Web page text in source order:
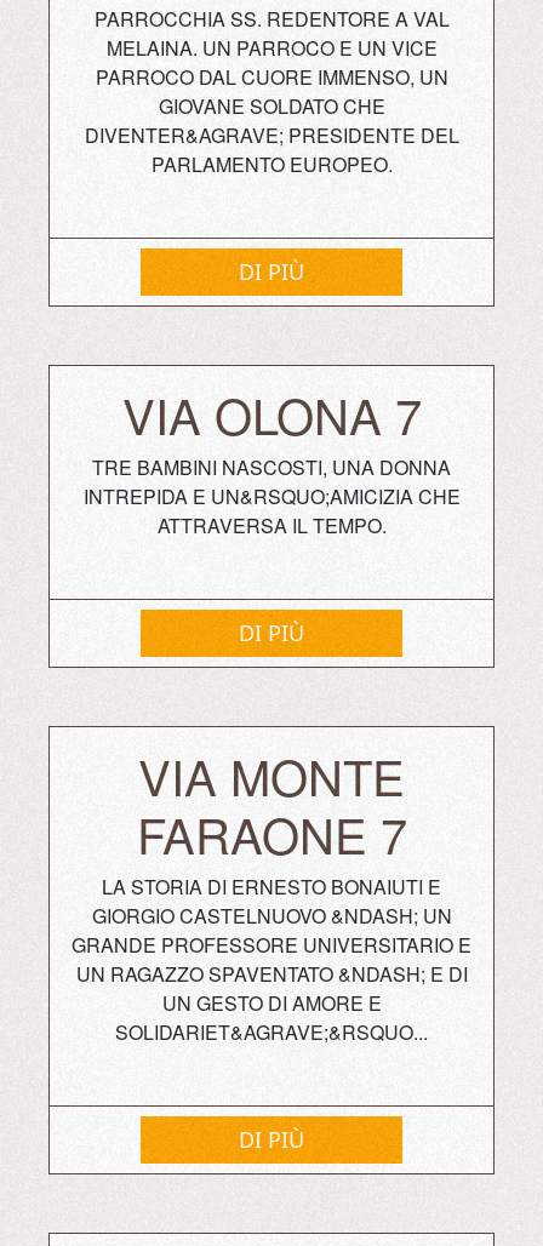
PARROCCHIA SS. REDENTORE A VAL
MELAINA. UN PARROCO E UN VICE
PARROCO DAL CUORE IMMENSO, UN
GIOVANE SOLDATO CHE
DIVENTER&AGRAVE; PRESIDENTE DEL
PARLAMENTO EUROPEO.
DI PIÙ
VIA OLONA 7
TRE BAMBINI NASCOSTI, UNA DONNA
INTREPIDA E UN&RSQUO;AMICIZIA CHE
ATTRAVERSA IL TEMPO.
DI PIÙ
VIA MONTE
FARAONE 7
LA STORIA DI ERNESTO BONAIUTI E
GIORGIO CASTELNUOVO &NDASH; UN
GRANDE PROFESSORE UNIVERSITARIO E
UN RAGAZZO SPAVENTATO &NDASH; E DI
UN GESTO DI AMORE E
SOLIDARIET&AGRAVE;&RSQUO...
DI PIÙ